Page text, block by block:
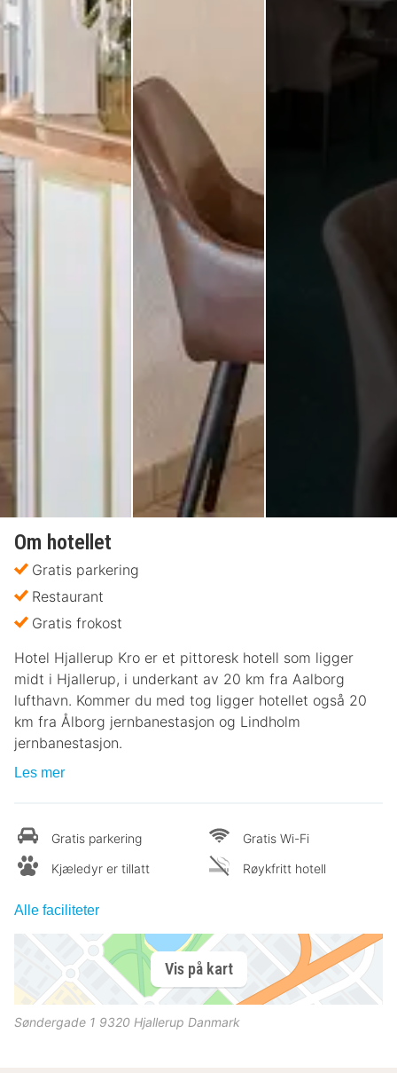
Om hotellet
Gratis parkering
Restaurant
Gratis frokost
Hotel Hjallerup Kro er et pittoresk hotell som ligger
midt i Hjallerup, i underkant av 20 km fra Aalborg
lufthavn. Kommer du med tog ligger hotellet også 20
km fra Ålborg jernbanestasjon og Lindholm
jernbanestasjon.
Les mer
Gratis parkering
Kjæledyr er tillatt
Gratis Wi-Fi
Røykfritt hotell
Alle faciliteter
Vis på kart
Søndergade 1 9320 Hjallerup Danmark